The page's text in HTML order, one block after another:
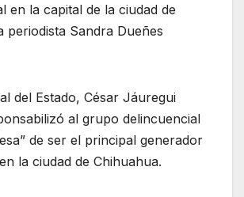
en la capital de la ciudad de
periodista Sandra Dueñes
del Estado, César Jáuregui
al grupo delincuencial
de ser el principal generador
la ciudad de Chihuahua.